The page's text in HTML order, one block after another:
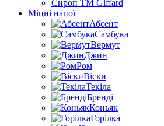
Сироп TM Giffard
Міцні напої
Абсент
Самбука
Вермут
Джин
Ром
Віски
Текіла
Бренді
Коньяк
Горілка